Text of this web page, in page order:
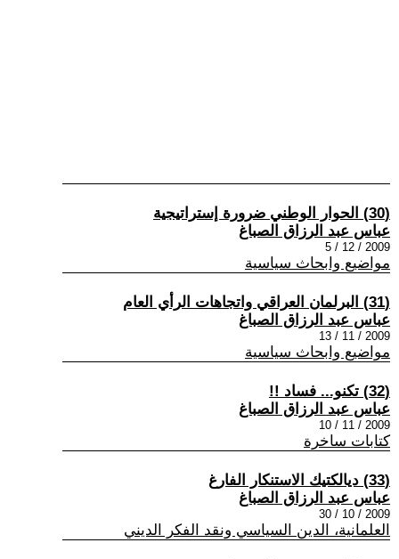
(30) الحوار الوطني ضرورة إستراتيجية
عباس عبد الرزاق الصباغ
2009 / 12 / 5
مواضيع وابحاث سياسية
(31) البرلمان العراقي واتجاهات الرأي العام
عباس عبد الرزاق الصباغ
2009 / 11 / 13
مواضيع وابحاث سياسية
(32) تكنو... فساد !!
عباس عبد الرزاق الصباغ
2009 / 11 / 10
كتابات ساخرة
(33) ديالكتيك الاستنكار الفارغ
عباس عبد الرزاق الصباغ
2009 / 10 / 30
العلمانية، الدين السياسي ونقد الفكر الديني